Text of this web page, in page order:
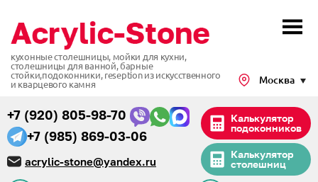
кухонные столешницы, мойки для кухни,
столешницы для ванной, барные
стойки,подоконники, reseption из искусственного
и кварцевого камня
+7 (985) 869-03-06
+7 (920) 805-98-70
acrylic-stone@yandex.ru
Калькулятор
столешниц
Калькулятор
подоконников
Москва